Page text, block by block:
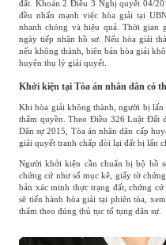
đất. Khoản 2 Điều 3 Nghị quyết 04/
đều nhấn mạnh việc hòa giải tại
nhanh chóng và hiệu quả. Thời gian
ngày tiếp nhận hồ sơ. Nếu hòa giải
nếu không thành, biên bản hòa giải
huyện thụ lý giải quyết.
Khởi kiện tại Tòa án nhân dân có
Khi hòa giải không thành, người bị lấn
thẩm quyền. Theo Điều 326 Luật Đất
Dân sự 2015, Tòa án nhân dân cấp
giải quyết tranh chấp đòi lại đất bị lấn
Người khởi kiện cần chuẩn bị bộ hồ
chứng cứ như sổ mục kê, giấy tờ
bản xác minh thực trạng đất, chứng
sẽ tiến hành hòa giải tại phiên tòa,
thẩm theo đúng thủ tục tố tụng dân sự.